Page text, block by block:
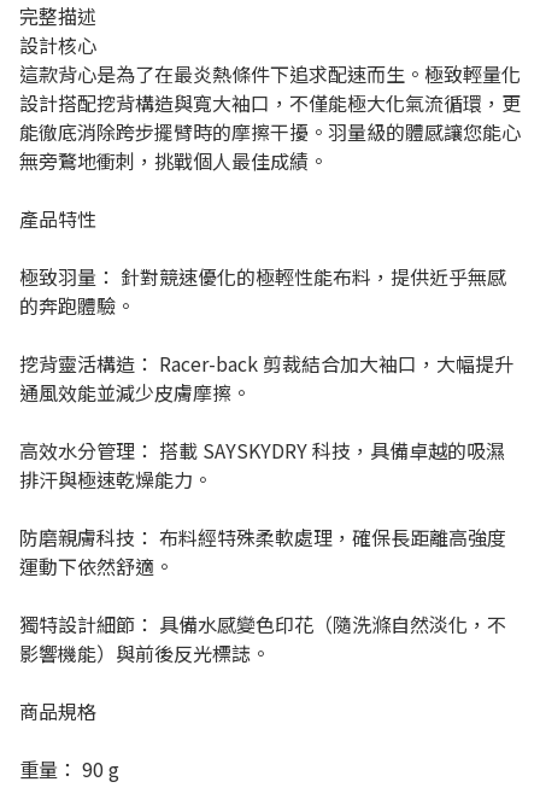
完整描述
設計核心
這款背心是為了在最炎熱條件下追求配速而生。極致輕量化
設計搭配挖背構造與寬大袖口，不僅能極大化氣流循環，更
能徹底消除跨步擺臂時的摩擦干擾。羽量級的體感讓您能心
無旁鶩地衝刺，挑戰個人最佳成績。
產品特性
極致羽量： 針對競速優化的極輕性能布料，提供近乎無感
的奔跑體驗。
挖背靈活構造： Racer-back 剪裁結合加大袖口，大幅提升
通風效能並減少皮膚摩擦。
高效水分管理： 搭載 SAYSKYDRY 科技，具備卓越的吸濕
排汗與極速乾燥能力。
防磨親膚科技： 布料經特殊柔軟處理，確保長距離高強度
運動下依然舒適。
獨特設計細節： 具備水感變色印花（隨洗滌自然淡化，不
影響機能）與前後反光標誌。
商品規格
重量： 90 g